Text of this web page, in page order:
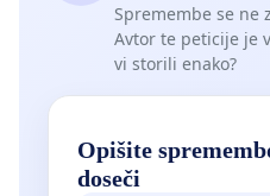
Nemčija, Hrvaška, Češka,
Belgija, Luksemburg in
- odsotnost
podjetji, ki so bodisi
slovenskega Bitcoin in
Spremembe se ne
Avtor te peticije je
vi storili enako?
Opišite
doseči